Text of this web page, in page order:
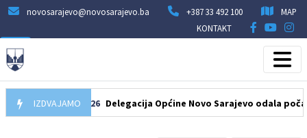
novosarajevo@novosarajevo.ba +387 33 492 100
MAP
KONTAKT
IZDVAJAMO
07.08.2026 Delegacija Općine Novo Sarajevo odala počast